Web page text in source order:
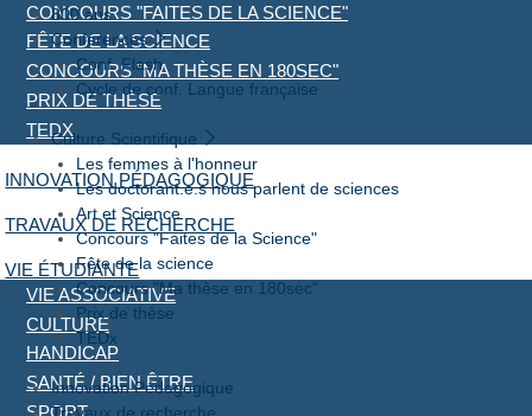
CONCOURS "FAITES DE LA SCIENCE"
FÊTE DE LA SCIENCE
CONCOURS "MA THÈSE EN 180SEC"
PRIX DE THÈSE
TEDX
INNOVATION PÉDAGOGIQUE
TRAVAUX DE RECHERCHE
VIE ÉTUDIANTE
VIE ASSOCIATIVE
CULTURE
HANDICAP
SANTÉ / BIEN ÊTRE
800 ans
Conférences
Conf. Flash
Cycle de conf. Langue française
Culture Scientifique
Les femmes à l'honneur
Les doctorant.e.s nous parlent de sciences
Art et Science
Concours "Faites de la Science"
Fête de la science
Concours "Ma thèse en 180sec"
Prix de thèse
TEDx
Innovation Pédagogique